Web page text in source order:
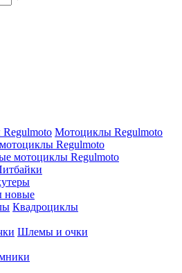
Мотоциклы Regulmoto
Regulmoto
мотоциклы Regulmoto
новые
Квадроциклы
Шлемы и очки